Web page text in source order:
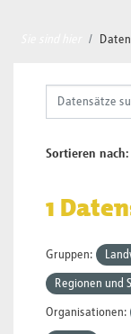
Sortieren nach
1
Gruppen:
Regionen und
Organisationen: